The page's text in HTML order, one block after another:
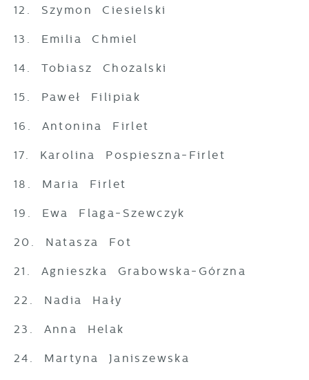
12. Szymon Ciesielski
13. Emilia Chmiel
14. Tobiasz Chożalski
15. Paweł Filipiak
16. Antonina Firlet
17. Karolina Pospieszna-Firlet
18. Maria Firlet
19. Ewa Flaga-Szewczyk
20. Natasza Fot
21. Agnieszka Grabowska-Górzna
22. Nadia Hały
23. Anna Helak
24. Martyna Janiszewska